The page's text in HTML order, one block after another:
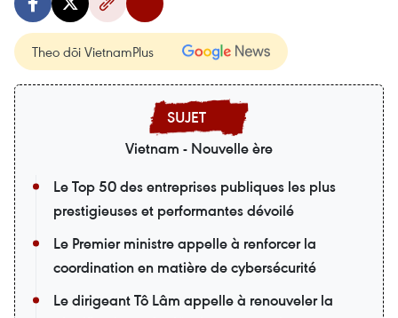
Theo dõi VietnamPlus
Vietnam - Nouvelle ère
Le Top 50 des entreprises publiques les plus
prestigieuses et performantes dévoilé
Le Premier ministre appelle à renforcer la
coordination en matière de cybersécurité
Le dirigeant Tô Lâm appelle à renouveler la